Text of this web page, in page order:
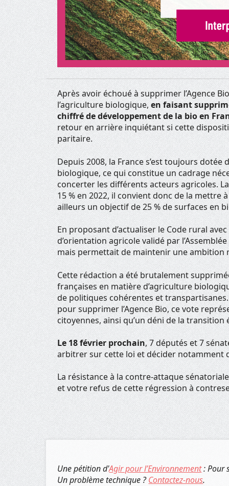
Après avoir échoué à supprimer l’Agence
l’agriculture biologique,en faisant
chiffré de développement de la bio en
retour en arrière inquiétant si cette
paritaire.
Depuis 2008, la France s’est toujours
biologique, ce qui constitue un cadrage
concerter les différents acteurs agricoles.
15 % en 2022, il convient donc de la mettre
ailleurs un objectif de 25 % de surfaces en
En proposant d’actualiser le Code rural
d’orientation agricole validé par
mais permettait de maintenir une ambition
Cette rédaction a été brutalement
françaises en matière d’agriculture
de politiques cohérentes et
pour supprimer l’Agence Bio, ce vote
citoyennes, ainsi qu’un déni de la transition
Le 18 février prochain, 7 députés et 7
arbitrer sur cette loi et décider notamment
La résistance à la contre-attaque
et votre refus de cette régression à
Une pétition d'Agir pour l’Environnement: Pour
Un problème technique ?Contactez-nous.